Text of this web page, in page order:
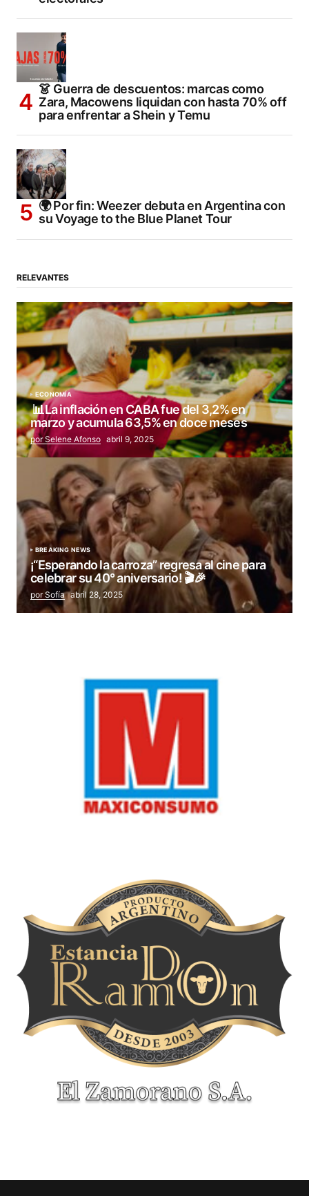
👗 Guerra de descuentos: marcas como
Zara, Macowens liquidan con hasta 70% off
para enfrentar a Shein y Temu
🌍 Por fin: Weezer debuta en Argentina con
su Voyage to the Blue Planet Tour
RELEVANTES
ECONOMÍA
📊La inflación en CABA fue del 3,2% en
marzo y acumula 63,5% en doce meses
por Selene Afonso abril 9, 2025
BREAKING NEWS
¡“Esperando la carroza” regresa al cine para
celebrar su 40° aniversario! 🎬🎉
por Sofía abril 28, 2025